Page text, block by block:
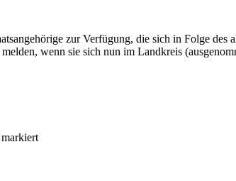
zur Verfügung, die sich in Folge
wenn sie sich nun im Landkreis
markiert